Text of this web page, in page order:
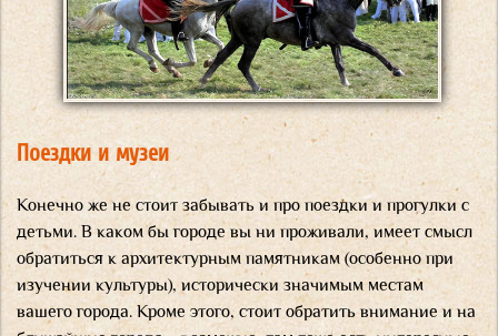
Поездки и музеи
Конечно же не стоит забывать и про поездки и прогулки с
детьми. В каком бы городе вы ни проживали, имеет смысл
обратиться к архитектурным памятникам (особенно при
изучении культуры), исторически значимым местам
вашего города. Кроме этого, стоит обратить внимание и на